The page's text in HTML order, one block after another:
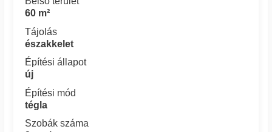
60 m²
Tájolás
északkelet
Építési állapot
új
Építési mód
tégla
Szobák száma